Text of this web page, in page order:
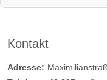
Kontakt
Adresse: